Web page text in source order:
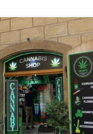
UE, Niemcy,
indyjskich jako środka
szeroko omawiana w innych
debaty. W […]